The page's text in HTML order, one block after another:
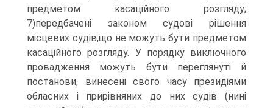
предметом касаційного розгляду;
7)передбачені законом судові рішення
місцевих судів,що не можуть бути предметом
касаційного розгляду. У порядку виключного
провадження можуть бути переглянуті й
постанови, винесені свого часу президіями
обласних і прирівняних до них судів (нині